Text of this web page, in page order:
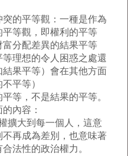
的平等觀：一種是作為
平等觀，即權利的平等
分配差異的結果平等
理想的令人困惑之處還
果平等）會在其他方面
平等）
，不是結果的平等。
內容：
大到每一個人，這意
再成為差別，也意味著
法性的政治權力。